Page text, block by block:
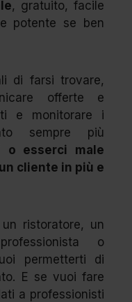
, gratuito, facile
potente se ben
di farsi trovare,
offerte e
e monitorare i
sempre più
o esserci male
cliente in più e
ristoratore, un
o
permetterti di
E se vuoi fare
a professionisti